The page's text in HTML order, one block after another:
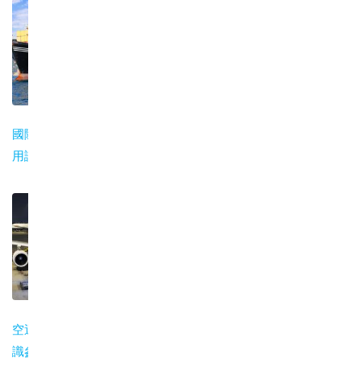
國際貿易支付與信
用證指南
空運與公路貨運知
識參考